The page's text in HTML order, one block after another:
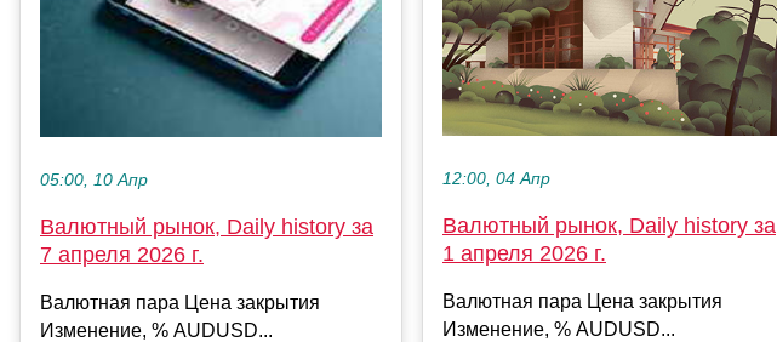
05:00, 10 Апр
Валютный рынок, Daily history за
7 апреля 2026 г.
Валютная пара Цена закрытия
Изменение, % AUDUSD...
12:00, 04 Апр
Валютный рынок, Daily history за
1 апреля 2026 г.
Валютная пара Цена закрытия
Изменение, % AUDUSD...